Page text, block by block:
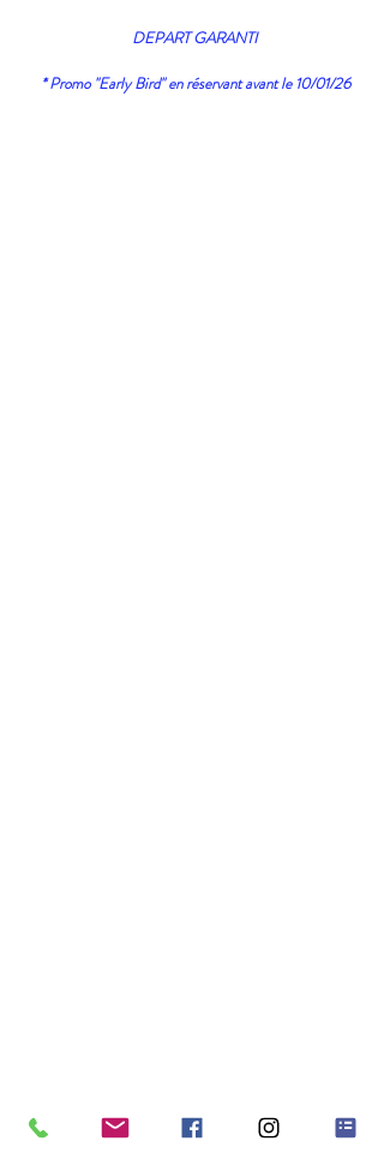
DEPART GARANTI
* Promo "Early Bird"en réservant avant le 10/01/26